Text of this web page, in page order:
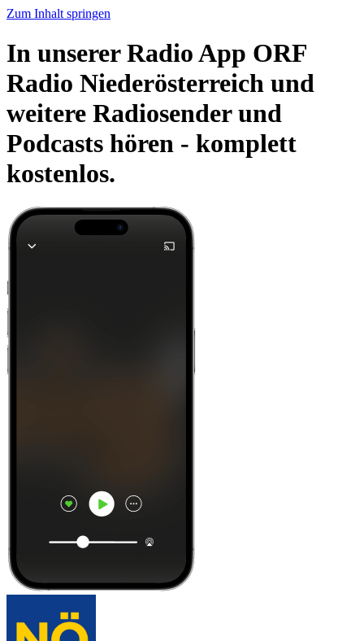
Zum Inhalt springen
In unserer Radio App ORF
Radio Niederösterreich und
weitere Radiosender und
Podcasts hören - komplett
kostenlos.